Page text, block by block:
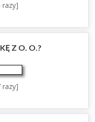
razy]
Z O. O.?
razy]